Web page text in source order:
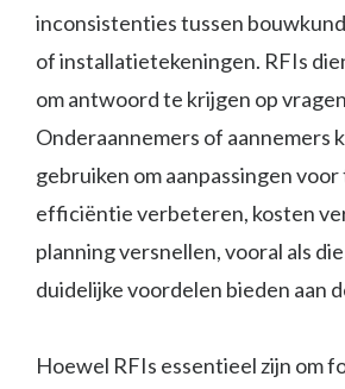
inconsistenties tussen
of installatietekeningen. RFIs
om antwoord te krijgen op
Onderaannemers of aannemers
gebruiken om aanpassingen
efficiëntie verbeteren, kosten
planning versnellen, vooral als
duidelijke voordelen bieden aan
Hoewel RFIs essentieel zijn om